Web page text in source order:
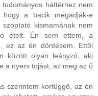
háttérhez nem
a bacik megadják-e
kismamának nem
ételt. Én sem ettem, a
ez az én döntésem. Ettől
között olyan leányzó, aki
a nyers tojást, az meg az ő
szerintem korfüggő, az én